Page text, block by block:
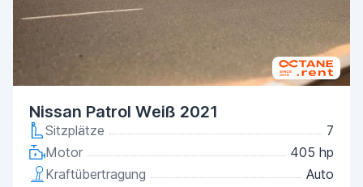
Nissan Patrol Weiß 2021
Sitzplätze
7
Motor
405 hp
Kraftübertragung
Auto